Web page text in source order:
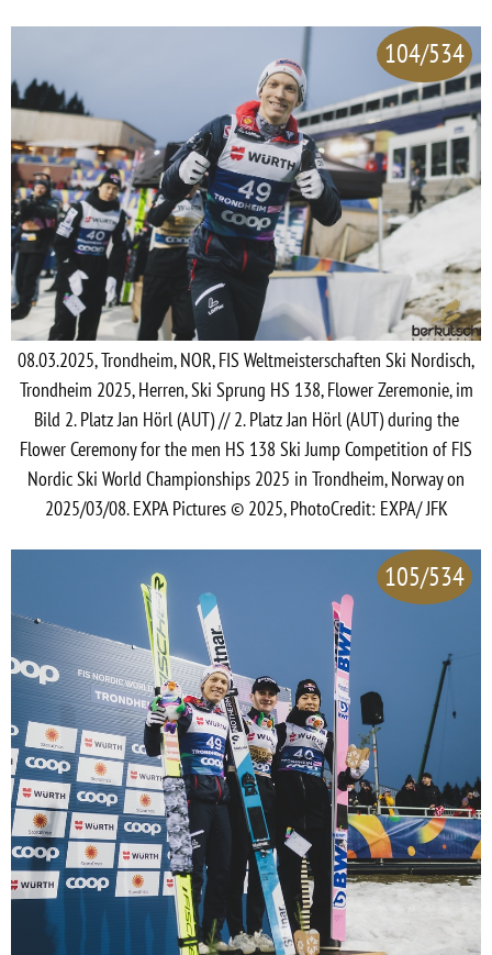
104/534
08.03.2025, Trondheim, NOR, FIS Weltmeisterschaften Ski Nordisch,
Trondheim 2025, Herren, Ski Sprung HS 138, Flower Zeremonie, im
Bild 2. Platz Jan Hörl (AUT) // 2. Platz Jan Hörl (AUT) during the
Flower Ceremony for the men HS 138 Ski Jump Competition of FIS
Nordic Ski World Championships 2025 in Trondheim, Norway on
2025/03/08. EXPA Pictures © 2025, PhotoCredit: EXPA/ JFK
105/534